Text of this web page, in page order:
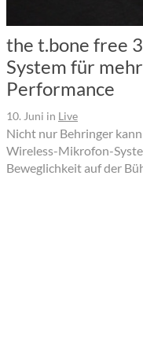
the t.bone free
System für
Performance
10. Juni in Live
Nicht nur Behringer
Wireless-Mikrofon-
Beweglichkeit auf der